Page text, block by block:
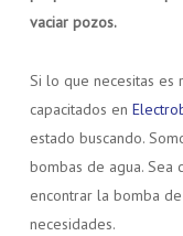
vaciar pozos.
Si lo que necesitas es
capacitados en
estado buscando.
bombas de agua. Sea
encontrar la bomba
necesidades.